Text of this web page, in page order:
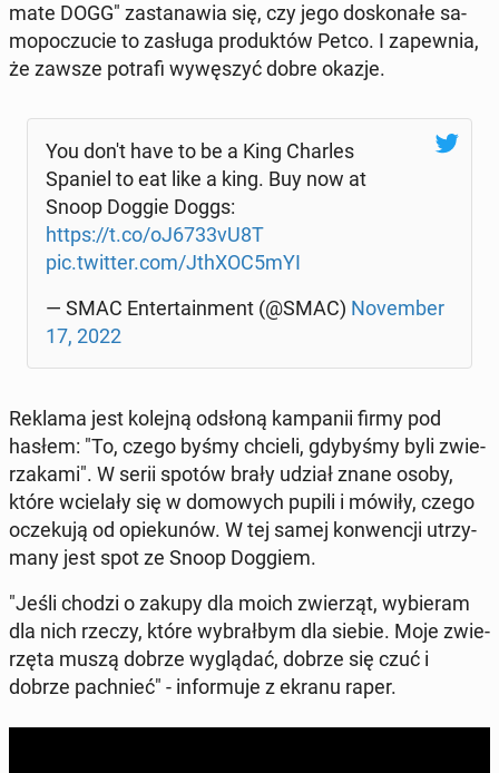
ma­te DOGG" za­sta­na­wia się, czy jego do­sko­na­łe sa­
mo­po­czu­cie to zasługa pro­duk­tów Petco. I za­pew­nia,
że zawsze potrafi wy­wę­szyć dobre okazje.
You don't have to be a King Charles
Spaniel to eat like a king. Buy now at
Snoop Doggie Doggs:
https://t.co/oJ6733vU8T
pic.twitter.com/JthXOC5mYI
— SMAC En­ter­ta­in­ment (@SMAC) No­vem­ber
17, 2022
Reklama jest kolejną odsłoną kam­pa­nii firmy pod
hasłem: "To, czego byśmy chcieli, gdy­by­śmy byli zwie­
rza­ka­mi". W serii spotów brały udział znane osoby,
które wcie­la­ły się w do­mo­wych pupili i mówiły, czego
ocze­ku­ją od opie­ku­nów. W tej samej kon­wen­cji utrzy­
ma­ny jest spot ze Snoop Doggiem.
"Jeśli chodzi o zakupy dla moich zwie­rząt, wy­bie­ram
dla nich rzeczy, które wy­brał­bym dla siebie. Moje zwie­
rzę­ta muszą dobrze wy­glą­dać, dobrze się czuć i
dobrze pach­nieć" - in­for­mu­je z ekranu raper.